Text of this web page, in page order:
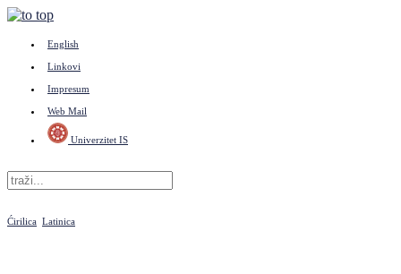
English
Linkovi
Impresum
Web Mail
Univerzitet IS
Ćirilica Latinica